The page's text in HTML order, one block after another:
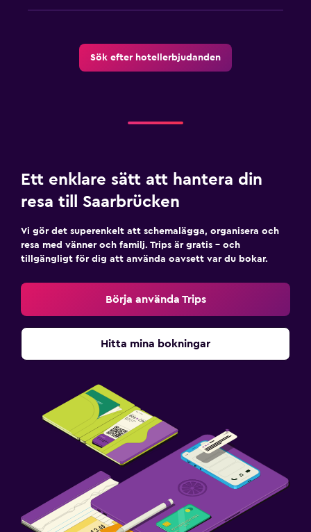
Sök efter hotellerbjudanden
Ett enklare sätt att hantera din
resa till Saarbrücken
Vi gör det superenkelt att schemalägga, organisera och
resa med vänner och familj. Trips är gratis – och
tillgängligt för dig att använda oavsett var du bokar.
Börja använda Trips
Hitta mina bokningar